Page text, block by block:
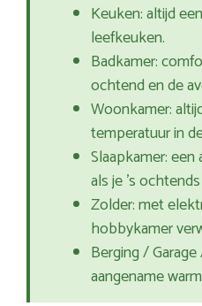
Keuken: altijd
leefkeuken.
Badkamer:
ochtend en de
Woonkamer:
temperatuur in
Slaapkamer:
als je ’s
Zolder: met
hobbykamer
Berging /
aangename